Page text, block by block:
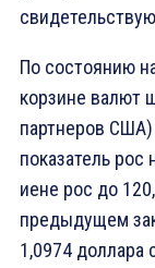
По состоянию
корзине валют
партнеров США)
показатель рос
иене рос до
предыдущем
1,0974 доллара